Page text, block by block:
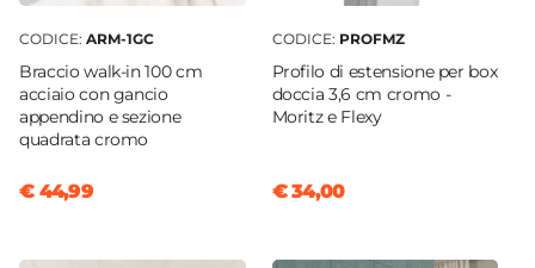
80 cm |78 cm
Estensibile
Tramite profilo "Flexy" - € 34
Larghezza Massima
CODICE: ARM-1GC
Braccio walk-in 100 cm
acciaio con gancio
appendino e sezione
quadrata cromo
€ 44,99
CODICE: PROFMZ
Profilo di estensione per box
doccia 3,6 cm cromo -
Moritz e Flexy
€ 34,00